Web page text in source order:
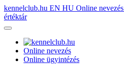
kennelclub.hu EN HU Online nevezés
értéktár
Online nevezés
Online ügyintézés